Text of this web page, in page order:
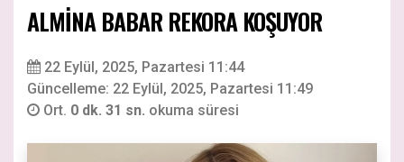
ALMİNA BABAR REKORA KOŞUYOR
22 Eylül, 2025, Pazartesi 11:44
Güncelleme: 22 Eylül, 2025, Pazartesi 11:49
Ort. 0 dk. 31 sn. okuma süresi